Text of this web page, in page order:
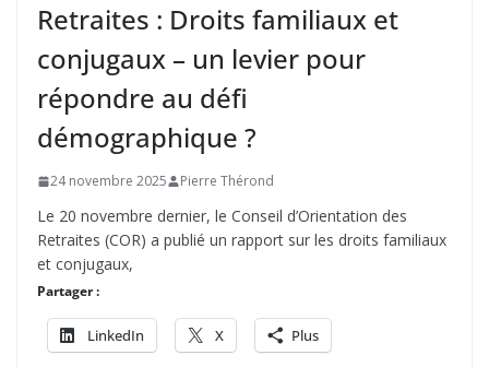
Retraites : Droits familiaux et
conjugaux – un levier pour
répondre au défi
démographique ?
24 novembre 2025 Pierre Thérond
Le 20 novembre dernier, le Conseil d’Orientation des
Retraites (COR) a publié un rapport sur les droits familiaux
et conjugaux,
Partager :
LinkedIn X Plus